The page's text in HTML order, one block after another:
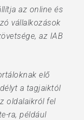
az online és
vállalkozások
az IAB
elő
a tagjaiktól
oldalaikról fel
ra, például